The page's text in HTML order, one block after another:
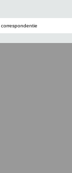
correspondentie